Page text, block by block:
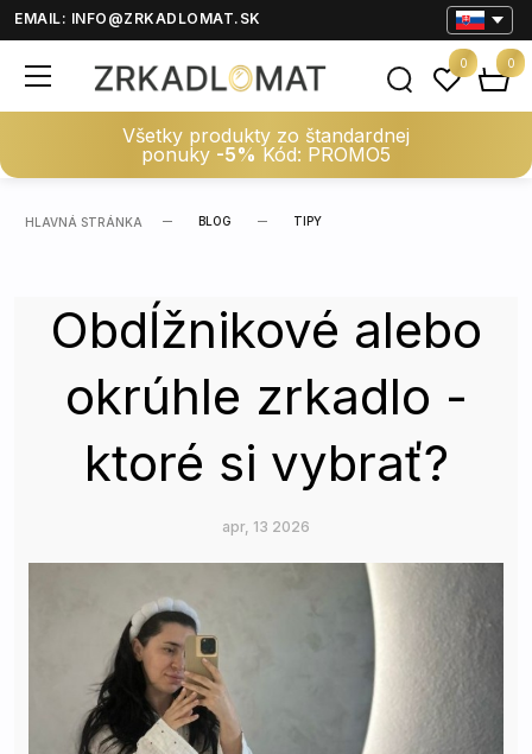
EMAIL: INFO@ZRKADLOMAT.SK
Všetky produkty zo štandardnej
ponuky -5% Kód: PROMO5
0 0
HLAVNÁ STRÁNKA BLOG TIPY
Obdĺžnikové alebo
okrúhle zrkadlo -
ktoré si vybrať?
apr, 13 2026